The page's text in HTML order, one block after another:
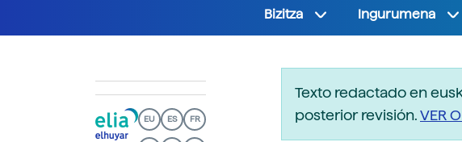
Bizitza Ingurumena
EU ES FR
Texto redactado en
posterior revisión.VER